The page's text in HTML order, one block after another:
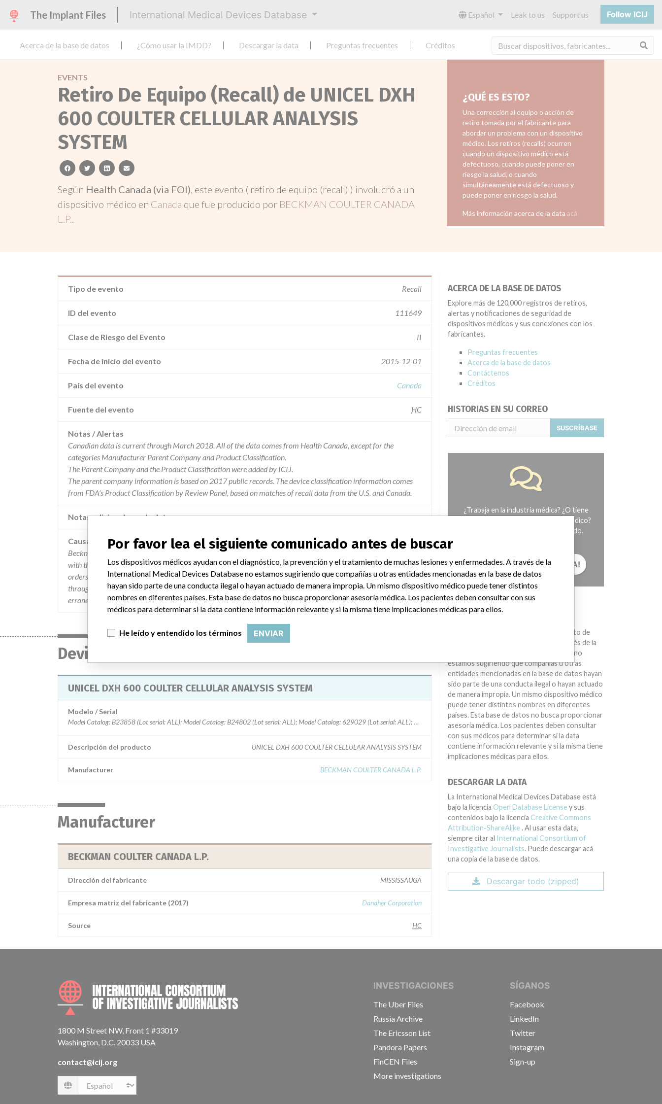
The Implant Files International Medical Devices Database Español Leak to us Support us Follow ICIJ
Acerca de la base de datos ¿Cómo usar la IMDD? Descargar la data Preguntas frecuentes Créditos
EVENTS
Retiro De Equipo (Recall) de UNICEL DXH
600 COULTER CELLULAR ANALYSIS
SYSTEM
facebooktwitterlinkedinemail
Según Health Canada (via FOI), este evento ( retiro de equipo (recall) ) involucró a un
dispositivo médico en Canada que fue producido por BECKMAN COULTER CANADA
L.P..
¿QUÉ ES ESTO?
Una corrección al equipo o acción de
retiro tomada por el fabricante para
abordar un problema con un dispositivo
médico. Los retiros (recalls) ocurren
cuando un dispositivo médico está
defectuoso, cuando puede poner en
riesgo la salud, o cuando
simultáneamente está defectuoso y
puede poner en riesgo la salud.
Más información acerca de la data acá
Tipo de evento Recall
ID del evento 111649
Clase de Riesgo del Evento II
Fecha de inicio del evento 2015-12-01
País del evento Canada
Fuente del evento HC
Notas / Alertas
Canadian data is current through March 2018. All of the data comes from Health Canada, except for the
categories Manufacturer Parent Company and Product Classification.
The Parent Company and the Product Classification were added by ICIJ.
The parent company information is based on 2017 public records. The device classification information comes
from FDA’s Product Classification by Review Panel, based on matches of recall data from the U.S. and Canada.
Notas adicionales en la data
Causa
Beckman coulter determined that the affected software for the dxh systems allows the creation of multiple orders
with the same specimen identification (id) but different patient identification when manually editing pending
orders at the system manager. the issue does not occur for edits of relased results or for test orders requested
through host transmission. the issue creates the potential for sample misidentification and potential of releasing
erroneous results.
Device
UNICEL DXH 600 COULTER CELLULAR ANALYSIS SYSTEM
Modelo / Serial
Model Catalog: B23858 (Lot serial: ALL); Model Catalog: B24802 (Lot serial: ALL); Model Catalog: 629029 (Lot serial: ALL); Model Catalog: 775222 (Lot serial: ALL)
Descripción del producto UNICEL DXH 600 COULTER CELLULAR ANALYSIS SYSTEM
Manufacturer BECKMAN COULTER CANADA L.P.
Manufacturer
BECKMAN COULTER CANADA L.P.
Dirección del fabricante MISSISSAUGA
Empresa matriz del fabricante (2017) Danaher Corporation
Source HC
ACERCA DE LA BASE DE DATOS
Explore más de 120,000 registros de retiros,
alertas y notificaciones de seguridad de
dispositivos médicos y sus conexiones con los
fabricantes.
Preguntas frecuentes
Acerca de la base de datos
Contáctenos
Créditos
HISTORIAS EN SU CORREO
SUSCRÍBASE
¿Trabaja en la industria médica? ¿O tiene
experiencia con algún dispositivo médico?
Nuestra reportería no ha terminado.
¡CUÉNTANOS TU HISTORIA!
AVISO
diagnóstico, la prevención y el tratamiento de
muchas lesiones y enfermedades. A través de la
International Medical Devices Database no
estamos sugiriendo que compañías u otras
entidades mencionadas en la base de datos hayan
sido parte de una conducta ilegal o hayan actuado
de manera impropia. Un mismo dispositivo médico
puede tener distintos nombres en diferentes
países. Esta base de datos no busca proporcionar
asesoría médica. Los pacientes deben consultar
con sus médicos para determinar si la data
contiene información relevante y si la misma tiene
implicaciones médicas para ellos.
DESCARGAR LA DATA
La International Medical Devices Database está
bajo la licencia Open Database License y sus
contenidos bajo la licencia Creative Commons
Attribution-ShareAlike . Al usar esta data,
siempre citar al International Consortium of
Investigative Journalists. Puede descargar acá
una copia de la base de datos.
Descargar todo (zipped)
INTERNATIONAL CONSORTIUM OF INVESTIGATIVE JOURNALISTS
1800 M Street NW, Front 1 #33019
Washington, D.C. 20033 USA
contact@icij.org
Language
INVESTIGACIONES
The Uber Files
Russia Archive
The Ericsson List
Pandora Papers
FinCEN Files
More investigations
SÍGANOS
Facebook
LinkedIn
Twitter
Instagram
Sign-up
Por favor lea el siguiente comunicado antes de buscar
Los dispositivos médicos ayudan con el diagnóstico, la prevención y el tratamiento de muchas lesiones y enfermedades. A través de la
International Medical Devices Database no estamos sugiriendo que compañías u otras entidades mencionadas en la base de datos
hayan sido parte de una conducta ilegal o hayan actuado de manera impropia. Un mismo dispositivo médico puede tener distintos
nombres en diferentes países. Esta base de datos no busca proporcionar asesoría médica. Los pacientes deben consultar con sus
médicos para determinar si la data contiene información relevante y si la misma tiene implicaciones médicas para ellos.
He leído y entendido los términos ENVIAR